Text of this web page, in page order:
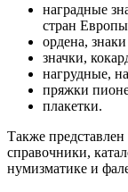
наградные
стран
ордена,
значки,
нагрудные,
пряжки
плакетки.
Также
справочники,
нумизматике и